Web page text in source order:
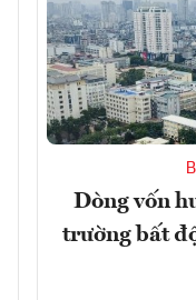
Dòng vốn
trường bất